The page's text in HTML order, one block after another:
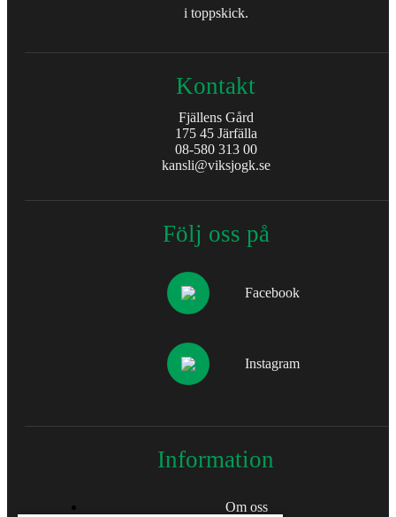
i toppskick.
Kontakt
Fjällens Gård
175 45 Järfälla
08-580 313 00
kansli@viksjogk.se
Följ oss på
Facebook
Instagram
Information
Om oss